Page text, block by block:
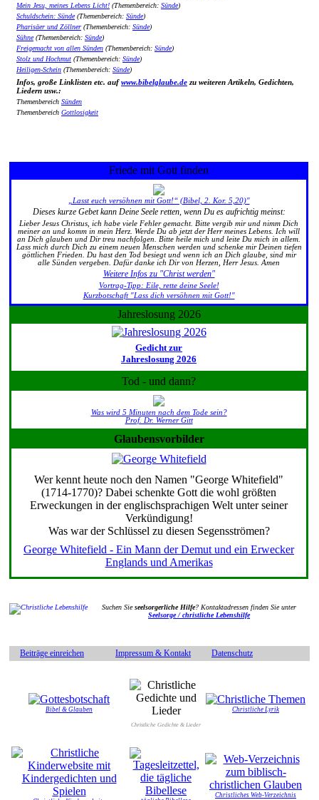
Mein Jesu, meines Lebens Licht! (Themenbereich: Sünde)
Schuldschein: Sünde(Themenbereich: Sünde)
Pharisäer und Zöllner (Themenbereich: Sünde)
Sühne(Themenbereich: Sünde)
Freigemacht von allen Sünden (Themenbereich: Sünde)
Stolz und Hochmut (Themenbereich: Sünde)
Heiligen-Schein (Themenbereich: Sünde)
Infos, große Linklisten etc. aufwww.bibelglaube.de zu weiteren Artikeln, Gedichten,
Liedern usw.:
Themenbereich Sünden
Themenbereich Gottlosigkeit
Friede mit Gott finden
„Lasst euch versöhnen mit Gott!“ (Bibel, 2. Kor. 5,20)"
Dieses kurze Gebet kann Deine Seele retten, wenn Du es aufrichtig meinst:
Lieber Jesus Christus, ich habe viele Fehler gemacht. Bitte vergib mir und nimm Dich
meiner an und komm in mein Herz. Werde Du ab jetzt der Herr meines Lebens. Ich will
an Dich glauben und Dir treu nachfolgen. Bitte heile mich und leite Du mich in allem.
Lass mich durch Dich zu einem neuen Menschen werden und schenke mir Deinen tiefen
göttlichen Frieden. Du hast den Tod besiegt und wenn ich an Dich glaube, sind mir
alle Sünden vergeben. Dafür danke ich Dir von Herzen, Herr Jesus. Amen
Weitere Infos zu "Christ werden"
Vortrag-Tipp: Eile, rette deine Seele!
Kurzbotschaft "Lass dich versöhnen mit Gott!"
Jahreslosung 2026
Gedicht zur
Jahreslosung 2026
Tod - und dann?
Was wird 5 Minuten nach dem Tode sein?
Prof. Dr. Werner Gitt
Glaubensvorbilder
Wer kennt heute noch den Namen "George Whitefield"
(1714-1770)? Dabei schenkte Gott die wohl größten
Erweckungen in der englischsprachigen Welt unter seiner
Verkündigung!
Was war der Schlüssel zu diesen Segensströmen?
George Whitefield - Ein Mann der Demut und ein Erwecker
Englands und Amerikas
Suchen Sieseelsorgerliche Hilfe? Kontaktadressen finden Sie unter
Seelsorge / christliche Lebenshilfe
Beiträge einreichen Impressum & Kontakt Datenschutz
Bibel & Glauben
Christliche Gedichte & Lieder
Christliche Lyrik
Christliches Web-Verzeichnis